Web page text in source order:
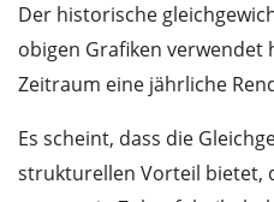
Der historische
obigen Grafiken verwendet
Zeitraum eine jährliche
Es scheint, dass die
strukturellen Vorteil bietet,